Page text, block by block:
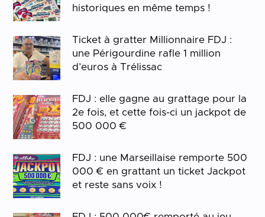
historiques en même temps !
Ticket à gratter Millionnaire FDJ :
une Périgourdine rafle 1 million
d’euros à Trélissac
FDJ : elle gagne au grattage pour la
2e fois, et cette fois-ci un jackpot de
500 000 €
FDJ : une Marseillaise remporte 500
000 € en grattant un ticket Jackpot
et reste sans voix !